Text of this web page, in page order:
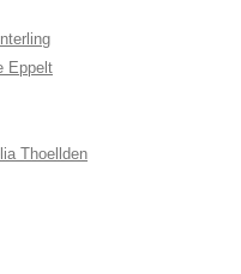
Eppelt
Thoellden